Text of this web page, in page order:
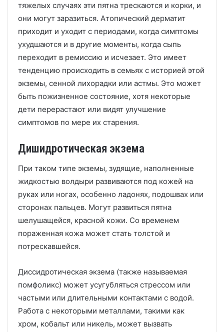
тяжелых случаях эти пятна трескаются и корки, и
они могут заразиться. Атопический дерматит
приходит и уходит с периодами, когда симптомы
ухудшаются и в другие моменты, когда сыпь
переходит в ремиссию и исчезает. Это имеет
тенденцию происходить в семьях с историей этой
экземы, сенной лихорадки или астмы. Это может
быть пожизненное состояние, хотя некоторые
дети перерастают или видят улучшение
симптомов по мере их старения.
Дишидротическая экзема
При таком типе экземы, зудящие, наполненные
жидкостью волдыри развиваются под кожей на
руках или ногах, особенно ладонях, подошвах или
сторонах пальцев. Могут развиться пятна
шелушащейся, красной кожи. Со временем
пораженная кожа может стать толстой и
потрескавшейся.
Диссидротическая экзема (также называемая
помфоликс) может усугубляться стрессом или
частыми или длительными контактами с водой.
Работа с некоторыми металлами, такими как
хром, кобальт или никель, может вызвать